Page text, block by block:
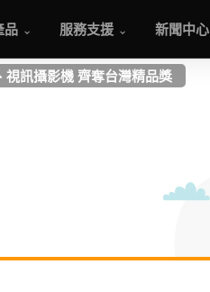
品 服務支援 新聞中心
視訊攝影機 齊奪台灣精品獎